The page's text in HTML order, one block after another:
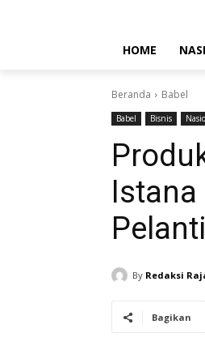
HOME
Beranda Babel
Babel Bisnis
Istana
By Redaksi
Bagikan